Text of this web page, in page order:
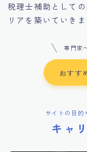
税理士補助として
リアを築いていきま
専門家
おすす
サイトの目的
キャ